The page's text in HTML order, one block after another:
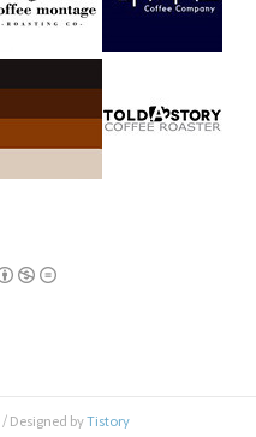
/ Designed byTistory